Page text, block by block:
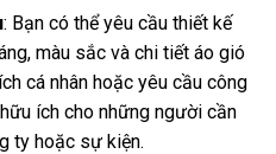
: Bạn có thể yêu cầu thiết kế
màu sắc và chi tiết áo gió
cá nhân hoặc yêu cầu công
ích cho những người cần
ty hoặc sự kiện.